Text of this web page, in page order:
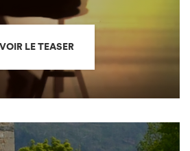
VOIR LE TEASER